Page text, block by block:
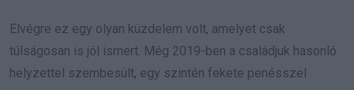
Elvégre ez egy olyan küzdelem volt, amelyet csak
túlságosan is jól ismert. Még 2019-ben a családjuk hasonló
helyzettel szembesült, egy szintén fekete penésszel